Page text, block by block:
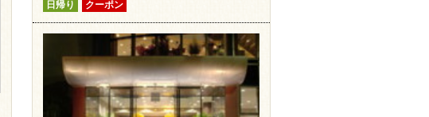
日帰り クーポン